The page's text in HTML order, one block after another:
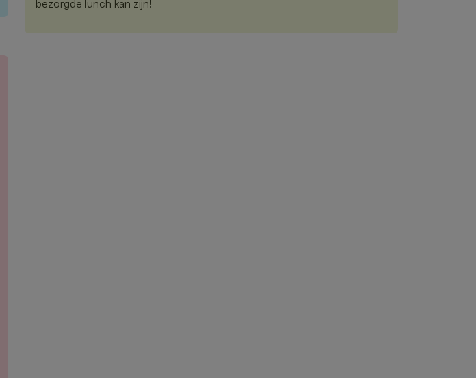
bezorgde lunch kan zijn!